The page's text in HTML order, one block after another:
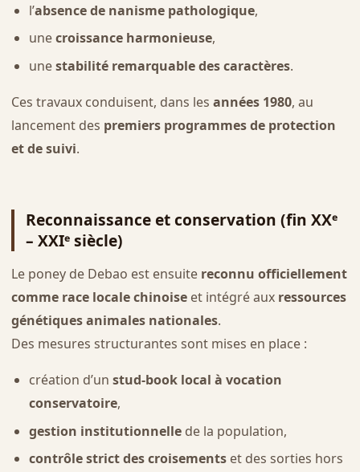
l’absence de nanisme pathologique,
unecroissance harmonieuse,
unestabilité remarquable des caractères.
Ces travaux conduisent, dans les années 1980, au
lancement des premiers programmes de protection
et de suivi.
Reconnaissance et conservation (fin XXᵉ
– XXIᵉ siècle)
Le poney de Debao est ensuite reconnu officiellement
comme race locale chinoiseet intégré aux ressources
génétiques animales nationales.
Des mesures structurantes sont mises en place :
création d’un stud-book local à vocation
conservatoire,
gestion institutionnellede la population,
contrôle strict des croisementset des sorties hors